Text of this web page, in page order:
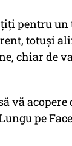
pentru un
totuși
chiar de
vă
pe